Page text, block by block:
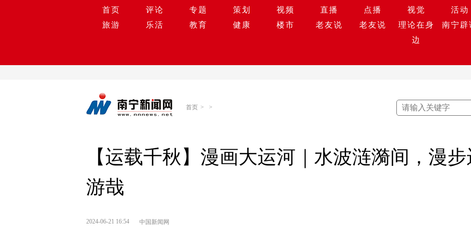
首页 评论 专题 策划 视频 直播 点播 视觉 活动
旅游
乐活 教育 健康 楼市 老友说 老友说
理论在身
边
南宁辟
首页 > >
【运载千秋】漫画大运河｜水波涟漪间，漫
游哉
2024-06-21 16:54 中国新闻网